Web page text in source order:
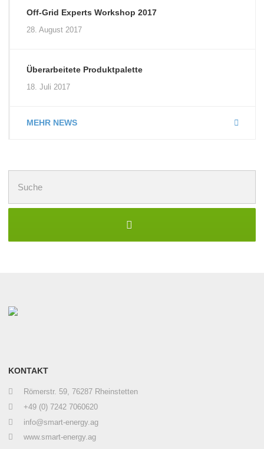
Off-Grid Experts Workshop 2017
28. August 2017
Überarbeitete Produktpalette
18. Juli 2017
MEHR NEWS
nach:
KONTAKT
Römerstr. 59, 76287 Rheinstetten
+49 (0) 7242 7060620
info@smart-energy.ag
www.smart-energy.ag